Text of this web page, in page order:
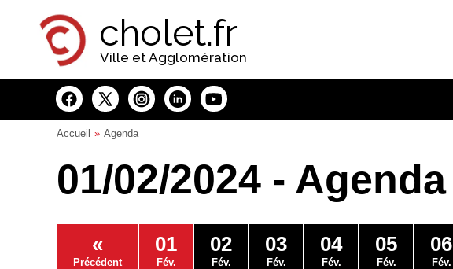
cholet.fr
Ville et Agglomération
Accueil Agenda
01/02/2024 - Agenda
«
Précédent
01
Fév.
02
Fév.
03
Fév.
04
Fév.
05
Fév.
06
Fév.